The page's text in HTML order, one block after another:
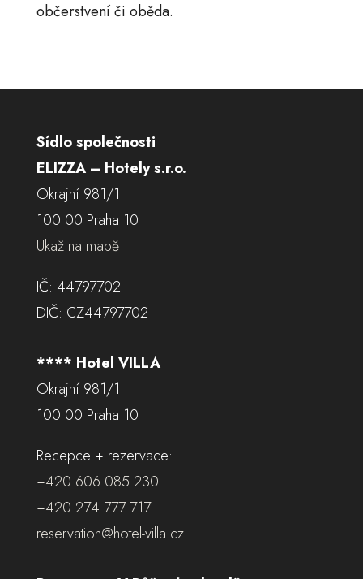
občerstvení či oběda.
Sídlo společnosti
ELIZZA – Hotely s.r.o.
Okrajní 981/1
100 00 Praha 10
Ukaž na mapě
IČ: 44797702
DIČ: CZ44797702
**** Hotel VILLA
Okrajní 981/1
100 00 Praha 10
Recepce + rezervace:
+420 606 085 230
+420 274 777 717
reservation@hotel-villa.cz